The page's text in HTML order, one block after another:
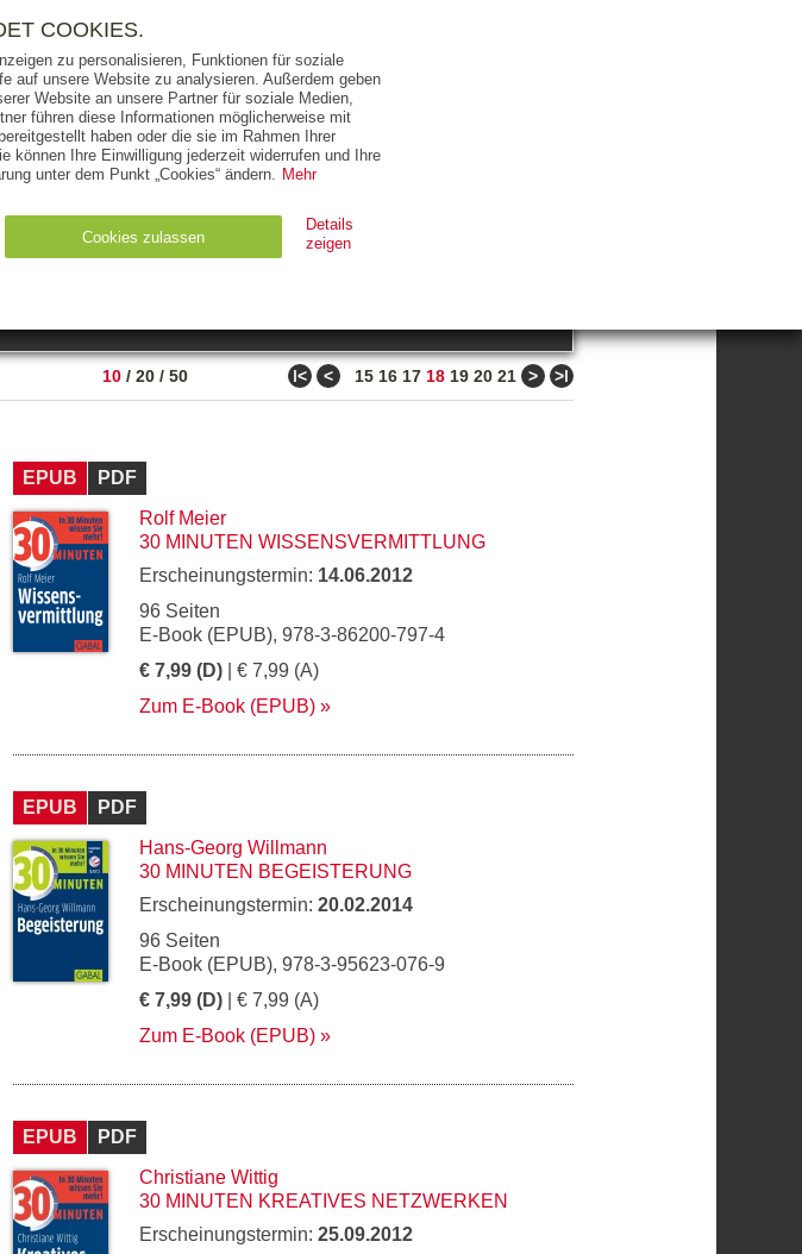
AUS DER REIHE ZUM THEMA
10 / 20 / 50 ǀ< < 15 16 17 18 19 20 21 > >ǀ
EPUB
PDF
Rolf Meier
30 MINUTEN WISSENSVERMITTLUNG
Erscheinungstermin: 14.06.2012
96 Seiten
E-Book (EPUB), 978-3-86200-797-4
€ 7,99 (D) | € 7,99 (A)
Zum E-Book (EPUB)
EPUB
PDF
Hans-Georg Willmann
30 MINUTEN BEGEISTERUNG
Erscheinungstermin: 20.02.2014
96 Seiten
E-Book (EPUB), 978-3-95623-076-9
€ 7,99 (D) | € 7,99 (A)
Zum E-Book (EPUB)
EPUB
PDF
Christiane Wittig
30 MINUTEN KREATIVES NETZWERKEN
Erscheinungstermin: 25.09.2012
VERLAG
FÜR UNTERNEHMEN
COOKIES.
zu personalisieren, Funktionen für soziale
auf unsere Website zu analysieren. Außerdem geben
Website an unsere Partner für soziale Medien,
führen diese Informationen möglicherweise mit
haben oder die sie im Rahmen Ihrer
können Ihre Einwilligung jederzeit widerrufen und Ihre
unter dem Punkt „Cookies“ ändern. Mehr
Cookies zulassen
Details
zeigen
Ablauf
Typ
der Benutzer-Session verwendet Session HTTP